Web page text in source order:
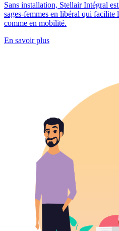
Sans installation, Stellair Intégral
sages-femmes en libéral qui facilite
comme en mobilité.
En savoir plus